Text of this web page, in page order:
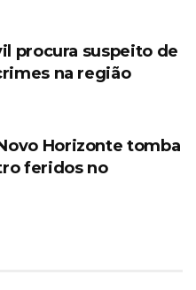
procura suspeito de
na região
Horizonte tomba
feridos no